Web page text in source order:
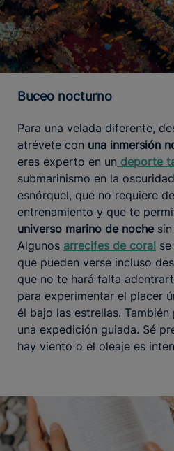
Buceo nocturno
Para una velada diferente,
atrévete con una inmersión
eres experto en un deporte
submarinismo en la
esnórquel, que no requiere
entrenamiento y que te
universo marino de noche
Algunos arrecifes de coral
que pueden verse incluso
que no te hará falta
para experimentar el placer
él bajo las estrellas.
una expedición guiada. Sé
hay viento o el oleaje es